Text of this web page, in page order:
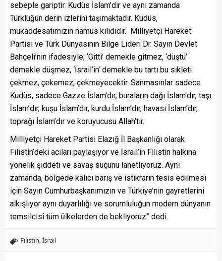
sebeple gariptir. Kudüs İslam’dır ve aynı zamanda
Türklüğün derin izlerini taşımaktadır. Kudüs,
mukaddesatımızın namus kilididir. Milliyetçi Hareket
Partisi ve Türk Dünyasının Bilge Lideri Dr. Sayın Devlet
Bahçeli’nin ifadesiyle; ‘Gitti’ demekle gitmez, ‘düştü’
demekle düşmez, ‘İsrail’in’ demekle bu tartı bu sıkleti
çekmez, çekemez, çekmeyecektir. Sanmasınlar sadece
Kudüs, sadece Gazze İslam’dır, buraların dağı İslam’dır, taşı
İslam’dır, kuşu İslam’dır, kurdu İslam’dır, havası İslam’dır,
toprağı İslam’dır ve koruyucusu Allah’tır.
Milliyetçi Hareket Partisi Elazığ İl Başkanlığı olarak
Filistin’deki acıları paylaşıyor ve İsrail’in Filistin halkına
yönelik şiddeti ve savaş suçunu lanetliyoruz. Aynı
zamanda, bölgede kalıcı barış ve istikrarın tesis edilmesi
için Sayın Cumhurbaşkanımızın ve Türkiye’nin gayretlerini
alkışlıyor aynı duyarlılığı ve sorumluluğun modern dünyanın
temsilcisi tüm ülkelerden de bekliyoruz” dedi.
Filistin,İsrail